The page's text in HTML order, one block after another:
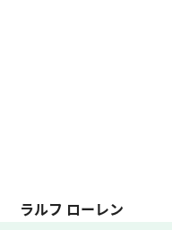
ラルフ ローレン